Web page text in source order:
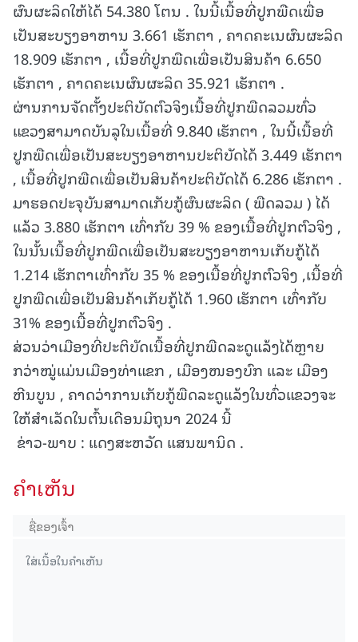
ຜົນຜະລິດໃຫ້ໄດ້ 54.380 ໂຕນ . ໃນນີ້ເນື້ອທີ່ປູກພືດເພື່ອ
ເປັນສະບຽງອາຫານ 3.661 ເຮັກຕາ , ຄາດຄະເນຜົນຜະລິດ
18.909 ເຮັກຕາ , ເນື້ອທີ່ປູກພືດເພື່ອເປັນສິນຄ້າ 6.650
ເຮັກຕາ , ຄາດຄະເນຜົນຜະລິດ 35.921 ເຮັກຕາ .
ຜ່ານການຈັດຕັ້ງປະຕິບັດຕົວຈິງເນື້ອທີ່ປູກພືດລວມທົ່ວ
ແຂວງສາມາດບັນລຸໃນເນື້ອທີ່ 9.840 ເຮັກຕາ , ໃນນີ້ເນື້ອທີ່
ປູກພືດເພື່ອເປັນສະບຽງອາຫານປະຕິບັດໄດ້ 3.449 ເຮັກຕາ
, ເນື້ອທີ່ປູກພືດເພື່ອເປັນສິນຄ້າປະຕິບັດໄດ້ 6.286 ເຮັກຕາ .
ມາຮອດປະຈຸບັນສາມາດເກັບກູ້ຜົນຜະລິດ ( ພືດລວມ ) ໄດ້
ແລ້ວ 3.880 ເຮັກຕາ ເທົ່າກັບ 39 % ຂອງເນື້ອທີ່ປູກຕົວຈິງ ,
ໃນນັ້ນເນື້ອທີ່ປູກພືດເພື່ອເປັນສະບຽງອາຫານເກັບກູ້ໄດ້
1.214 ເຮັກຕາເທົ່າກັບ 35 % ຂອງເນື້ອທີ່ປູກຕົວຈິງ ,ເນື້ອທີ່
ປູກພືດເພື່ອເປັນສິນຄ້າເກັບກູ້ໄດ້ 1.960 ເຮັກຕາ ເທົ່າກັບ
31% ຂອງເນື້ອທີ່ປູກຕົວຈິງ .
ສ່ວນວ່າເມືອງທີ່ປະຕິບັດເນື້ອທີ່ປູກພືດລະດູແລ້ງໄດ້ຫຼາຍ
ກວ່າໝູ່ແມ່ນເມືອງທ່າແຂກ , ເມືອງໜອງບົກ ແລະ ເມືອງ
ຫີນບູນ , ຄາດວ່າການເກັບກູ້ພືດລະດູແລ້ງໃນທົ່ວແຂວງຈະ
ໃຫ້ສໍາເລັດໃນຕົ້ນເດືອນມິຖຸນາ 2024 ນີ້
ຂ່າວ-ພາບ : ແດງສະຫວັດ ແສນພານິດ .
ຄໍາເຫັນ